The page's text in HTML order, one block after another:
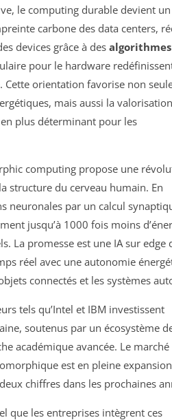
le computing durable devient
carbone des data centers,
devices grâce à des
pour le hardware
Cette orientation favorise non
mais aussi la
plus déterminant pour les
computing propose une
structure du cerveau humain. En
neuronales par un calcul
jusqu’à 1000 fois moins
La promesse est une IA sur edge
réel avec une autonomie
connectés et les systèmes
tels qu’Intel et IBM investissent
soutenus par un écosystème
académique avancée. Le
est en pleine
chiffres dans les prochaines
que les entreprises intègrent ces